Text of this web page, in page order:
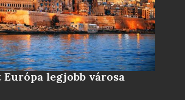
legjobb városa